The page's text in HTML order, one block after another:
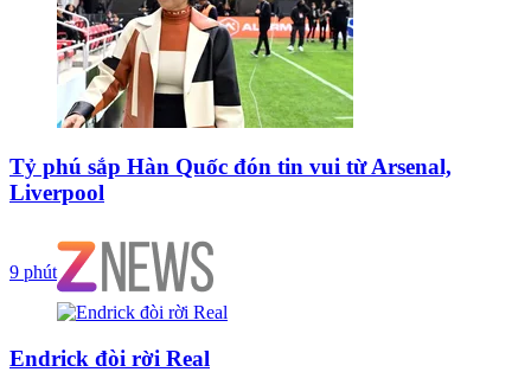
Tỷ phú sắp Hàn Quốc đón tin vui từ Arsenal,
Liverpool
9 phút
Endrick đòi rời Real